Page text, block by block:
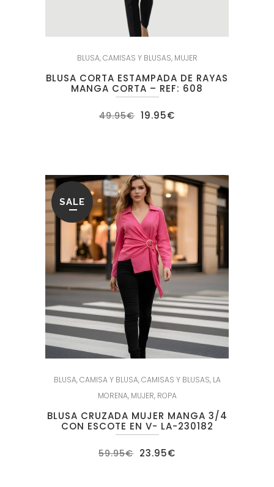
BLUSA,CAMISAS Y BLUSAS, MUJER
BLUSA CORTA ESTAMPADA DE RAYAS
MANGA CORTA – REF: 608
49.95€ El
precio
19.95€
SALE
BLUSA,CAMISA Y BLUSA,CAMISAS Y BLUSAS, LA
MORENA, MUJER, ROPA
BLUSA CRUZADA MUJER MANGA 3/4
CON ESCOTE EN V- LA-230182
59.95€ El
precio
23.95€